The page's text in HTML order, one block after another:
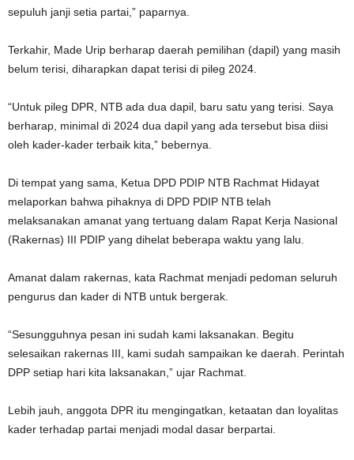
sepuluh janji setia partai,” paparnya.
Terkahir, Made Urip berharap daerah pemilihan (dapil) yang masih
belum terisi, diharapkan dapat terisi di pileg 2024.
“Untuk pileg DPR, NTB ada dua dapil, baru satu yang terisi. Saya
berharap, minimal di 2024 dua dapil yang ada tersebut bisa diisi
oleh kader-kader terbaik kita,” bebernya.
Di tempat yang sama, Ketua DPD PDIP NTB Rachmat Hidayat
melaporkan bahwa pihaknya di DPD PDIP NTB telah
melaksanakan amanat yang tertuang dalam Rapat Kerja Nasional
(Rakernas) III PDIP yang dihelat beberapa waktu yang lalu.
Amanat dalam rakernas, kata Rachmat menjadi pedoman seluruh
pengurus dan kader di NTB untuk bergerak.
“Sesungguhnya pesan ini sudah kami laksanakan. Begitu
selesaikan rakernas III, kami sudah sampaikan ke daerah. Perintah
DPP setiap hari kita laksanakan,” ujar Rachmat.
Lebih jauh, anggota DPR itu mengingatkan, ketaatan dan loyalitas
kader terhadap partai menjadi modal dasar berpartai.